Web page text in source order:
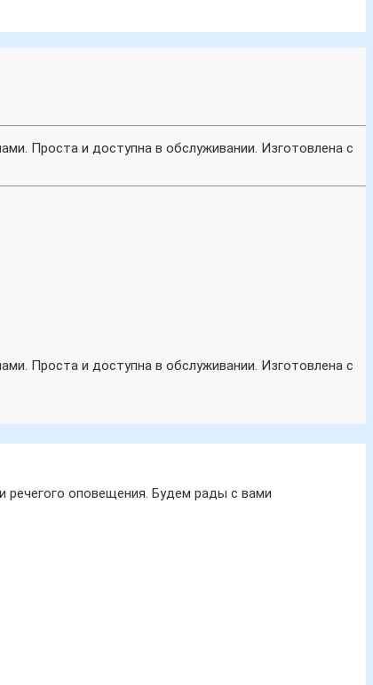
Проста и доступна в обслуживании. Изготовлена с
Проста и доступна в обслуживании. Изготовлена с
оповещения. Будем рады с вами